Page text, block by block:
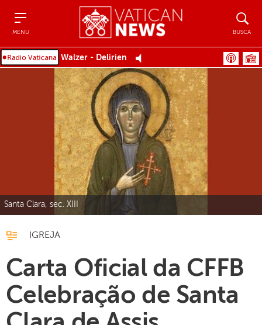
MENU BUSCA
Walzer - Delirien
Santa Clara, sec. XIII
IGREJA
Carta Oficial da CFFB
Celebração de Santa